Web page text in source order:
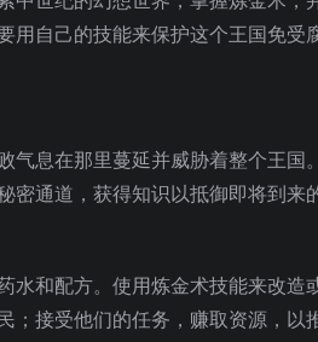
用自己的技能来保护这个王国免
气息在那里蔓延并威胁着整个王
通道，获得知识以抵御即将到来
水和配方。使用炼金术技能来改造
接受他们的任务，赚取资源，以